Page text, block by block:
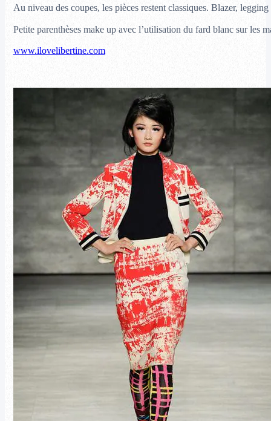
Au niveau des coupes, les pièces restent classiques. Blazer,
Petite parenthèses make up avec l’utilisation du fard blanc sur les
www.ilovelibertine.com